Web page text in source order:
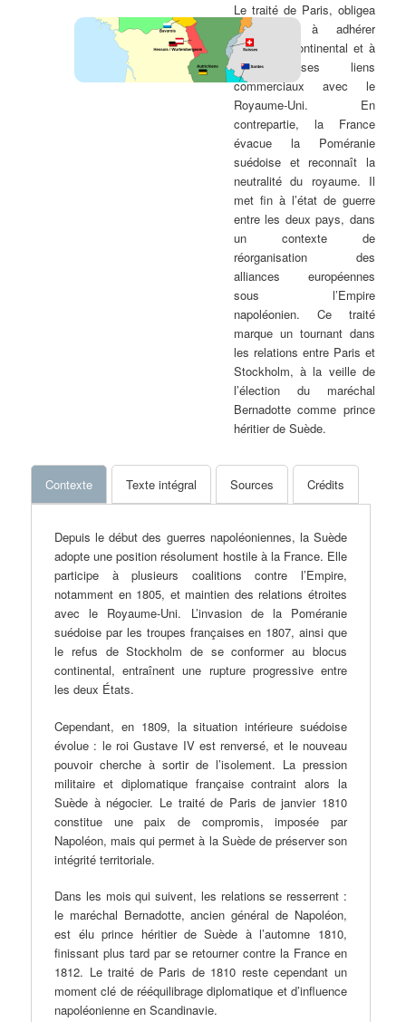
Le traité de Paris, obligea
la Suède à adhérer
au blocus continental et à
rompre ses liens
commerciaux avec le
Royaume-Uni. En
contrepartie, la France
évacue la Poméranie
suédoise et reconnaît la
neutralité du royaume. Il
met fin à l’état de guerre
entre les deux pays, dans
un contexte de
réorganisation des
alliances européennes
sous l’Empire
napoléonien. Ce traité
marque un tournant dans
les relations entre Paris et
Stockholm, à la veille de
l’élection du maréchal
Bernadotte comme prince
héritier de Suède.
Contexte Texte intégral Sources Crédits
Depuis le début des guerres napoléoniennes, la Suède
adopte une position résolument hostile à la France. Elle
participe à plusieurs coalitions contre l’Empire,
notamment en 1805, et maintien des relations étroites
avec le Royaume-Uni. L’invasion de la Poméranie
suédoise par les troupes françaises en 1807, ainsi que
le refus de Stockholm de se conformer au blocus
continental, entraînent une rupture progressive entre
les deux États.
Cependant, en 1809, la situation intérieure suédoise
évolue : le roi Gustave IV est renversé, et le nouveau
pouvoir cherche à sortir de l’isolement. La pression
militaire et diplomatique française contraint alors la
Suède à négocier. Le traité de Paris de janvier 1810
constitue une paix de compromis, imposée par
Napoléon, mais qui permet à la Suède de préserver son
intégrité territoriale.
Dans les mois qui suivent, les relations se resserrent :
le maréchal Bernadotte, ancien général de Napoléon,
est élu prince héritier de Suède à l’automne 1810,
finissant plus tard par se retourner contre la France en
1812. Le traité de Paris de 1810 reste cependant un
moment clé de rééquilibrage diplomatique et d’influence
napoléonienne en Scandinavie.